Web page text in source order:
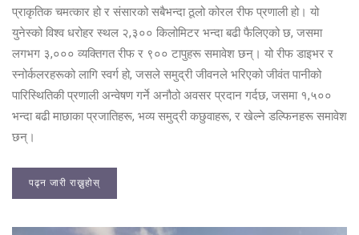
प्राकृतिक चमत्कार हो र संसारको सबैभन्दा ठूलो कोरल रीफ प्रणाली हो। यो
युनेस्को विश्व धरोहर स्थल २,३०० किलोमिटर भन्दा बढी फैलिएको छ, जसमा
लगभग ३,००० व्यक्तिगत रीफ र ९०० टापुहरू समावेश छन्। यो रीफ डाइभर र
स्नोर्कलरहरूको लागि स्वर्ग हो, जसले समुद्री जीवनले भरिएको जीवंत पानीको
पारिस्थितिकी प्रणाली अन्वेषण गर्ने अनौठो अवसर प्रदान गर्दछ, जसमा १,५००
भन्दा बढी माछाका प्रजातिहरू, भव्य समुद्री कछुवाहरू, र खेल्ने डल्फिनहरू समावेश
छन्।
पढ्न जारी राख्नुहोस्